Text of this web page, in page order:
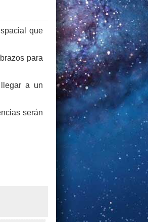
que
para
a un
serán